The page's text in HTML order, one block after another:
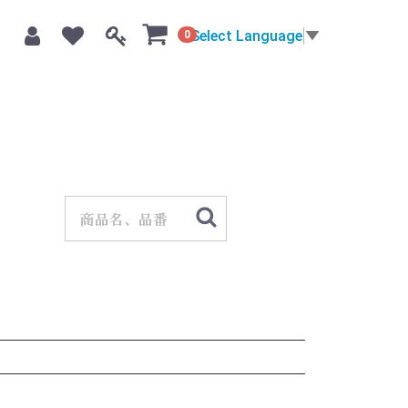
0 Select Language ▼